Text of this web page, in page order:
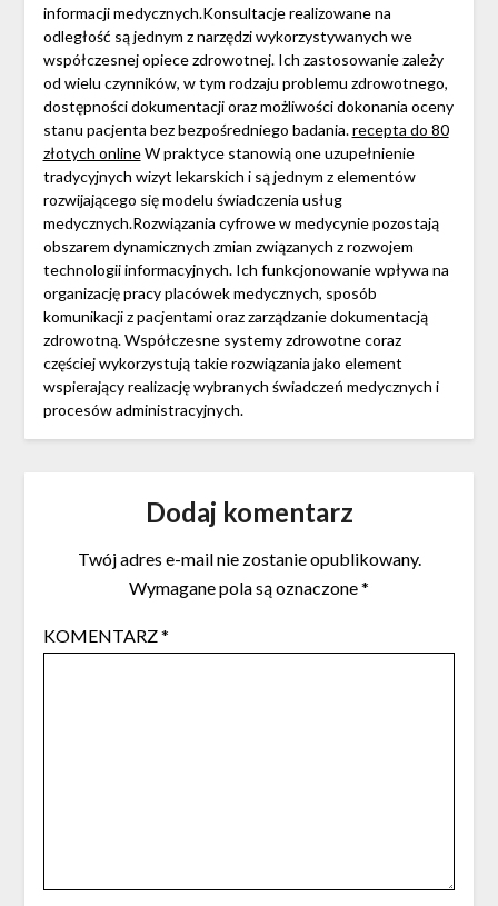
informacji medycznych.Konsultacje realizowane na
odległość są jednym z narzędzi wykorzystywanych we
współczesnej opiece zdrowotnej. Ich zastosowanie zależy
od wielu czynników, w tym rodzaju problemu zdrowotnego,
dostępności dokumentacji oraz możliwości dokonania oceny
stanu pacjenta bez bezpośredniego badania.recepta do 80
złotych onlineW praktyce stanowią one uzupełnienie
tradycyjnych wizyt lekarskich i są jednym z elementów
rozwijającego się modelu świadczenia usług
medycznych.Rozwiązania cyfrowe w medycynie pozostają
obszarem dynamicznych zmian związanych z rozwojem
technologii informacyjnych. Ich funkcjonowanie wpływa na
organizację pracy placówek medycznych, sposób
komunikacji z pacjentami oraz zarządzanie dokumentacją
zdrowotną. Współczesne systemy zdrowotne coraz
częściej wykorzystują takie rozwiązania jako element
wspierający realizację wybranych świadczeń medycznych i
procesów administracyjnych.
Dodaj komentarz
Twój adres e-mail nie zostanie opublikowany.
Wymagane pola są oznaczone*
KOMENTARZ*